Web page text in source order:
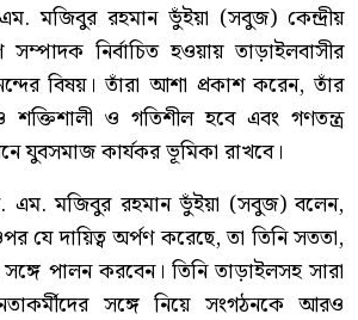
মজিবুর রহমান ভুঁইয়া (সবুজ) কেন্দ্রীয়
নির্বাচিত হওয়ায় তাড়াইলবাসীর
বিষয়। তাঁরা আশা প্রকাশ করেন, তাঁর
ও গতিশীল হবে এবং গণতন্ত্র
যুবসমাজ কার্যকর ভূমিকা রাখবে।
এম. মজিবুর রহমান ভুঁইয়া (সবুজ) বলেন,
যে দায়িত্ব অর্পণ করেছে, তা তিনি সততা,
পালন করবেন। তিনি তাড়াইলসহ সারা
সঙ্গে নিয়ে সংগঠনকে আরও